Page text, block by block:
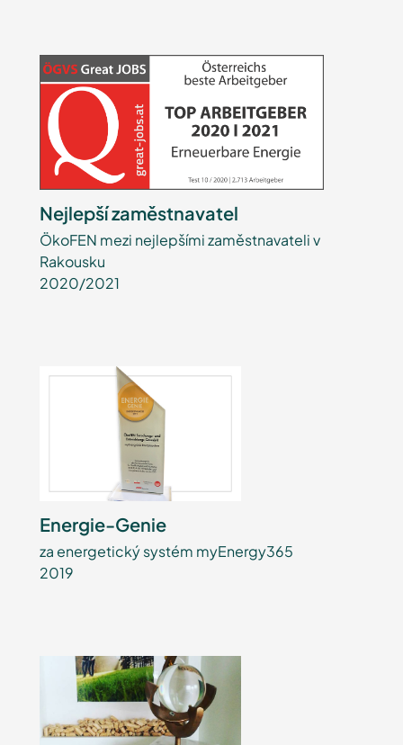
Nejlepší zaměstnavatel
ÖkoFEN mezi nejlepšími zaměstnavateli v
Rakousku
2020/2021
Energie-Genie
za energetický systém myEnergy365
2019